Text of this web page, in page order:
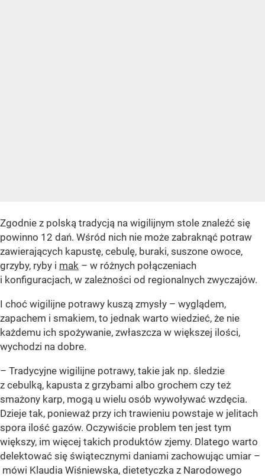
Zgodnie z polską tradycją na wigilijnym stole znaleźć się
powinno 12 dań. Wśród nich nie może zabraknąć potraw
zawierających kapustę, cebulę, buraki, suszone owoce,
grzyby, ryby i mak – w różnych połączeniach
i konfiguracjach, w zależności od regionalnych zwyczajów.
I choć wigilijne potrawy kuszą zmysły – wyglądem,
zapachem i smakiem, to jednak warto wiedzieć, że nie
każdemu ich spożywanie, zwłaszcza w większej ilości,
wychodzi na dobre.
– Tradycyjne wigilijne potrawy, takie jak np. śledzie
z cebulką, kapusta z grzybami albo grochem czy też
smażony karp, mogą u wielu osób wywoływać wzdęcia.
Dzieje tak, ponieważ przy ich trawieniu powstaje w jelitach
spora ilość gazów. Oczywiście problem ten jest tym
większy, im więcej takich produktów zjemy. Dlatego warto
delektować się świątecznymi daniami zachowując umiar –
mówi Klaudia Wiśniewska, dietetyczka z Narodowego